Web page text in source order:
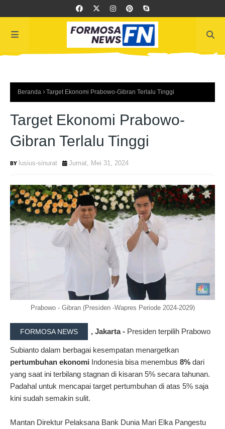
Beranda Target Ekonomi Prabowo-Gibran Terlalu Tinggi
Target Ekonomi Prabowo-
Gibran Terlalu Tinggi
lusius-sinurat Jumat, Mei 31, 2024
Prabowo - Gibran (Presiden -Wapres Periode 2024-2029)
FORMOSA NEWS , Jakarta - Presiden terpilih Prabowo
Subianto dalam berbagai kesempatan menargetkan
pertumbuhan ekonomi Indonesia bisa menembus 8% dari
yang saat ini terbilang stagnan di kisaran 5% secara tahunan.
Padahal untuk mencapai target pertumbuhan di atas 5% saja
kini sudah semakin sulit.
Mantan Direktur Pelaksana Bank Dunia Mari Elka Pangestu